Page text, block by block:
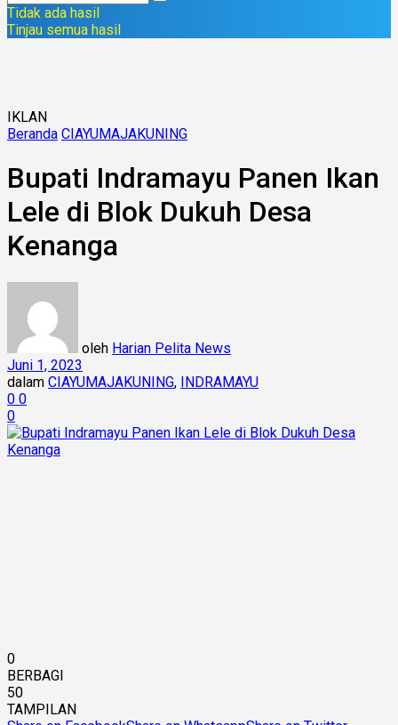
Tidak ada hasil
Tinjau semua hasil
IKLAN
Beranda CIAYUMAJAKUNING
Bupati Indramayu Panen Ikan
Lele di Blok Dukuh Desa
Kenanga
oleh Harian Pelita News
Juni 1, 2023
dalam CIAYUMAJAKUNING, INDRAMAYU
0 0
0
0
BERBAGI
50
TAMPILAN